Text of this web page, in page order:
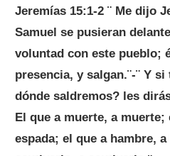
Jeremías 15:1-2 ¨ Me dijo
Samuel se pusieran
voluntad con este pueblo;
presencia, y salgan.¨-¨ Y
dónde saldremos? les
El que a muerte, a muerte;
espada; el que a hambre,